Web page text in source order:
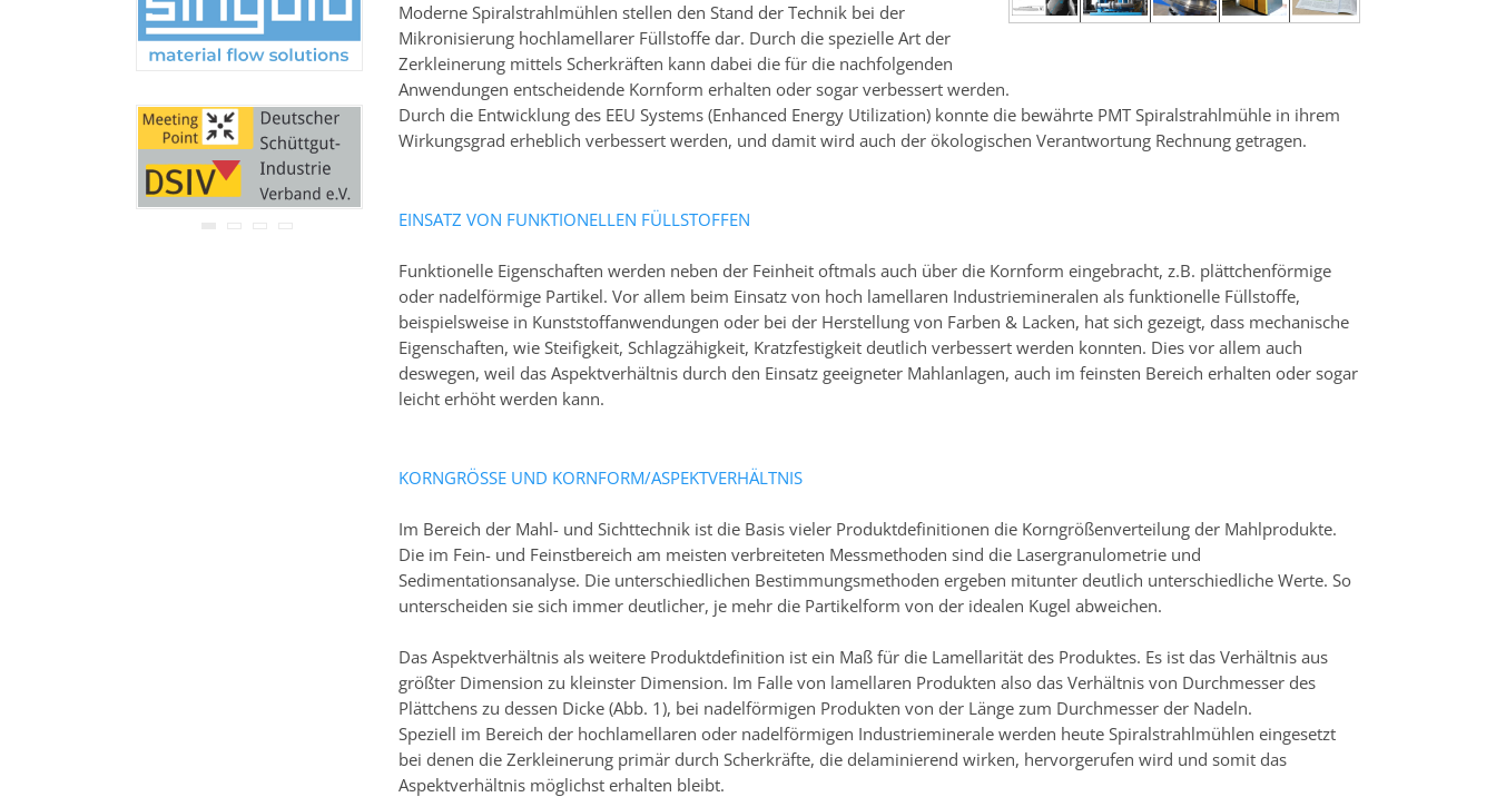
Moderne Spiralstrahlmühlen stellen den Stand der Technik bei der
Mikronisierung hochlamellarer Füllstoffe dar. Durch die spezielle Art der
Zerkleinerung mittels Scherkräften kann dabei die für die nachfolgenden
Anwendungen entscheidende Kornform erhalten oder sogar verbessert werden.
Durch die Entwicklung des EEU Systems (Enhanced Energy Utilization) konnte die bewährte PMT Spiralstrahlmühle in ihrem
Wirkungsgrad erheblich verbessert werden, und damit wird auch der ökologischen Verantwortung Rechnung getragen.
EINSATZ VON FUNKTIONELLEN FÜLLSTOFFEN
Funktionelle Eigenschaften werden neben der Feinheit oftmals auch über die Kornform eingebracht, z.B. plättchenförmige
oder nadelförmige Partikel. Vor allem beim Einsatz von hoch lamellaren Industriemineralen als funktionelle Füllstoffe,
beispielsweise in Kunststoffanwendungen oder bei der Herstellung von Farben & Lacken, hat sich gezeigt, dass mechanische
Eigenschaften, wie Steifigkeit, Schlagzähigkeit, Kratzfestigkeit deutlich verbessert werden konnten. Dies vor allem auch
deswegen, weil das Aspektverhältnis durch den Einsatz geeigneter Mahlanlagen, auch im feinsten Bereich erhalten oder sogar
leicht erhöht werden kann.
KORNGRÖSSE UND KORNFORM/ASPEKTVERHÄLTNIS
Im Bereich der Mahl- und Sichttechnik ist die Basis vieler Produktdefinitionen die Korngrößenverteilung der Mahlprodukte.
Die im Fein- und Feinstbereich am meisten verbreiteten Messmethoden sind die Lasergranulometrie und
Sedimentationsanalyse. Die unterschiedlichen Bestimmungsmethoden ergeben mitunter deutlich unterschiedliche Werte. So
unterscheiden sie sich immer deutlicher, je mehr die Partikelform von der idealen Kugel abweichen.
Das Aspektverhältnis als weitere Produktdefinition ist ein Maß für die Lamellarität des Produktes. Es ist das Verhältnis aus
größter Dimension zu kleinster Dimension. Im Falle von lamellaren Produkten also das Verhältnis von Durchmesser des
Plättchens zu dessen Dicke (Abb. 1), bei nadelförmigen Produkten von der Länge zum Durchmesser der Nadeln.
Speziell im Bereich der hochlamellaren oder nadelförmigen Industrieminerale werden heute Spiralstrahlmühlen eingesetzt
bei denen die Zerkleinerung primär durch Scherkräfte, die delaminierend wirken, hervorgerufen wird und somit das
Aspektverhältnis möglichst erhalten bleibt.